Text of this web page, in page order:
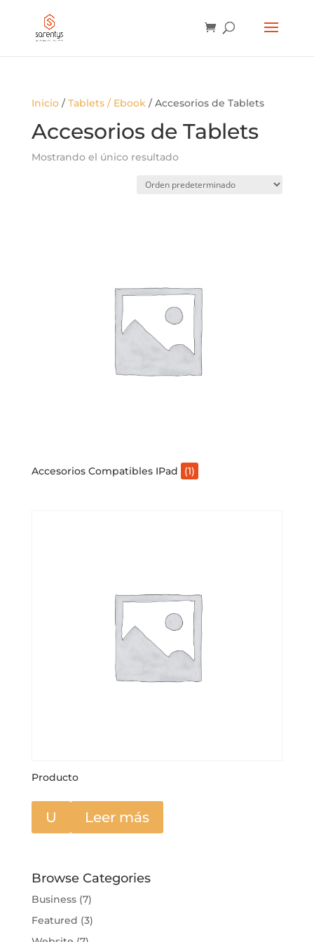
PRODUCTOS
Inicio/Tablets / Ebook/ Accesorios de Tablets
Accesorios de Tablets
Mostrando el único resultado
Accesorios Compatibles IPad (1)
Producto
U Leer más
Browse Categories
Business(7)
Featured (3)